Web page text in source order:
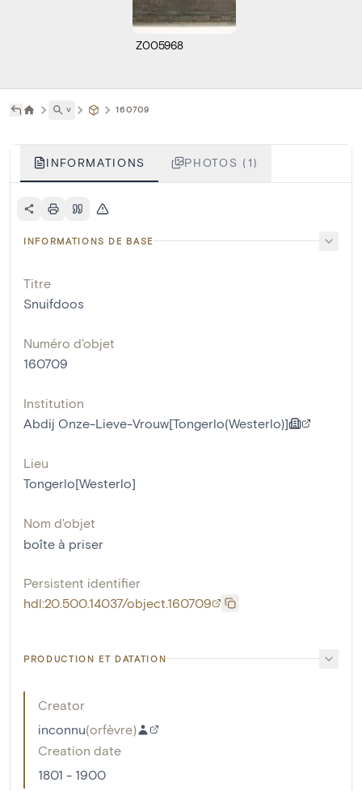
Z005968
˅ 160709
INFORMATIONS PHOTOS (1)
INFORMATIONS DE BASE
Titre
Snuifdoos
Numéro d'objet
160709
Institution
Abdij Onze-Lieve-Vrouw[Tongerlo(Westerlo)]
Lieu
Tongerlo[Westerlo]
Nom d'objet
boîte à priser
Persistent identifier
hdl:20.500.14037/object.160709
PRODUCTION ET DATATION
Creator
inconnu(orfèvre)
Creation date
1801 - 1900